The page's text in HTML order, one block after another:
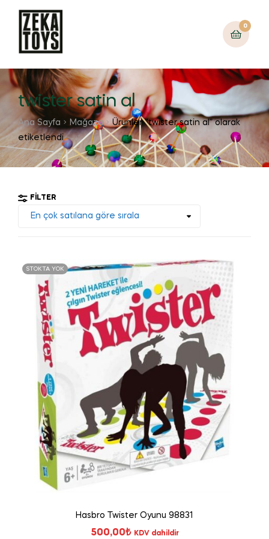
0
twister satin al
Ana Sayfa Mağaza
Ürünler “twister satin al” olarak
etiketlendi
FILTER
STOKTA YOK
Hasbro Twister Oyunu 98831
500,00₺ KDV dahildir